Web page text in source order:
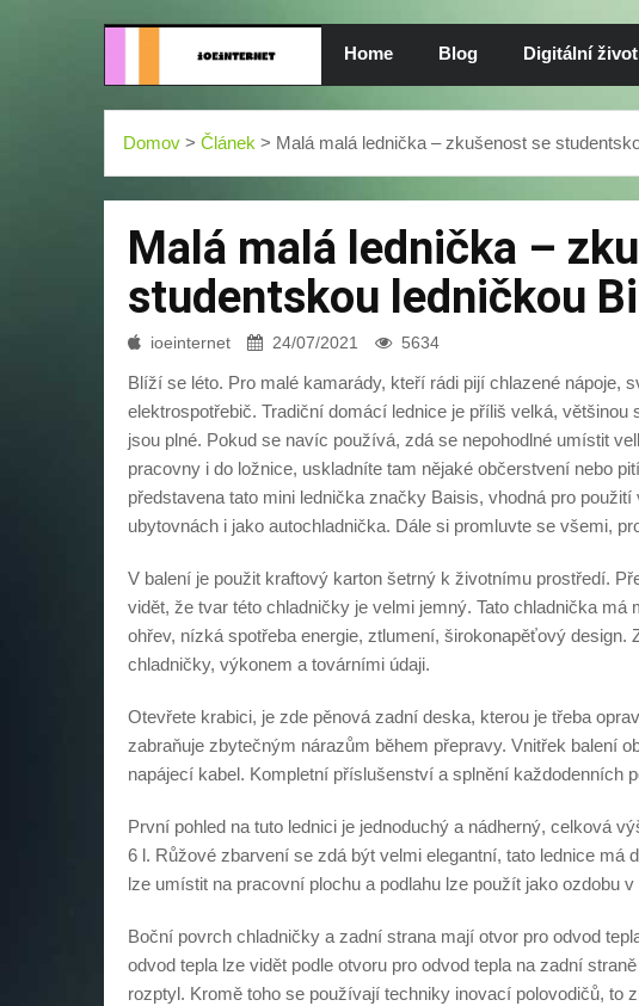
Home Blog Digitální život
Domov > Článek > Malá malá lednička – zkušenost se
Malá malá lednička –
studentskou ledničkou
ioeinternet 24/07/2021 5634
Blíží se léto. Pro malé kamarády, kteří rádi pijí chlazené nápoje,
elektrospotřebič. Tradiční domácí lednice je příliš velká, většinou
jsou plné. Pokud se navíc používá, zdá se nepohodlné umístit
pracovny i do ložnice, uskladníte tam nějaké občerstvení nebo
představena tato mini lednička značky Baisis, vhodná pro
ubytovnách i jako autochladnička. Dále si promluvte se všemi,
V balení je použit kraftový karton šetrný k životnímu prostředí.
vidět, že tvar této chladničky je velmi jemný. Tato chladnička
ohřev, nízká spotřeba energie, ztlumení, širokonapěťový design.
chladničky, výkonem a továrními údaji.
Otevřete krabici, je zde pěnová zadní deska, kterou je třeba
zabraňuje zbytečným nárazům během přepravy. Vnitřek balení
napájecí kabel. Kompletní příslušenství a splnění každodenních
První pohled na tuto lednici je jednoduchý a nádherný, celková
6 l. Růžové zbarvení se zdá být velmi elegantní, tato lednice má
lze umístit na pracovní plochu a podlahu lze použít jako ozdobu
Boční povrch chladničky a zadní strana mají otvor pro odvod
odvod tepla lze vidět podle otvoru pro odvod tepla na zadní
rozptyl. Kromě toho se používají techniky inovací polovodičů, to